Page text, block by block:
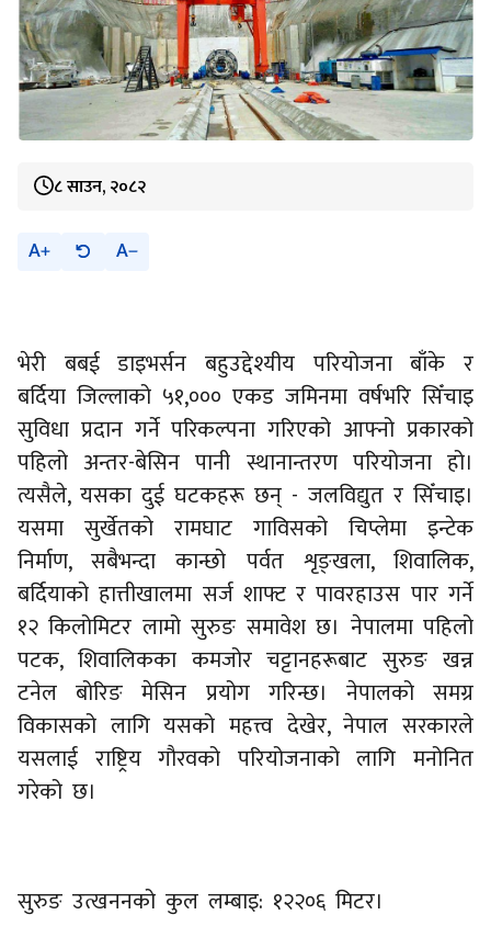
८ साउन, २०८२
A A
भेरी बबई डाइभर्सन बहुउद्देश्यीय परियोजना बाँके र
बर्दिया जिल्लाको ५१,००० एकड जमिनमा वर्षभरि सिँचाइ
सुविधा प्रदान गर्ने परिकल्पना गरिएको आफ्नो प्रकारको
पहिलो अन्तर-बेसिन पानी स्थानान्तरण परियोजना हो।
त्यसैले, यसका दुई घटकहरू छन् - जलविद्युत र सिँचाइ।
यसमा सुर्खेतको रामघाट गाविसको चिप्लेमा इन्टेक
निर्माण, सबैभन्दा कान्छो पर्वत शृङ्खला, शिवालिक,
बर्दियाको हात्तीखालमा सर्ज शाफ्ट र पावरहाउस पार गर्ने
१२ किलोमिटर लामो सुरुङ समावेश छ। नेपालमा पहिलो
पटक, शिवालिकका कमजोर चट्टानहरूबाट सुरुङ खन्न
टनेल बोरिङ मेसिन प्रयोग गरिन्छ। नेपालको समग्र
विकासको लागि यसको महत्त्व देखेर, नेपाल सरकारले
यसलाई राष्ट्रिय गौरवको परियोजनाको लागि मनोनित
गरेको छ।
सुरुङ उत्खननको कुल लम्बाइ: १२२०६ मिटर।